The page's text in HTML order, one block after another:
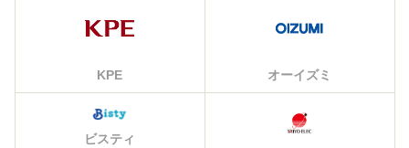
KPE オーイズミ
ビスティ